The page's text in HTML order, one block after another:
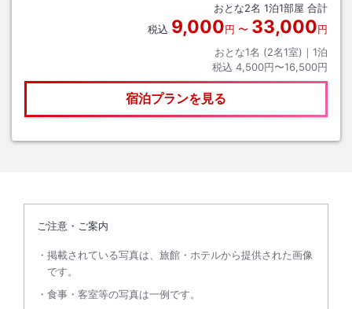
おとな2名 1泊1部屋 合計
税込 9,000円 〜 33,000円
おとな1名 (2名1室)｜ 1泊
税込 4,500円〜16,500円
宿泊プランを見る
ご注意・ご案内
掲載されている写真は、旅館・ホテルから提供された画像
です。
食事・客室等の写真は一例です。